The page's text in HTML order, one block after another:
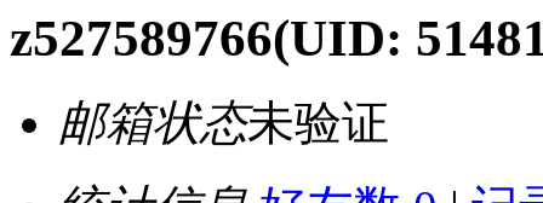
z527589766(UID:
邮箱状态未验证